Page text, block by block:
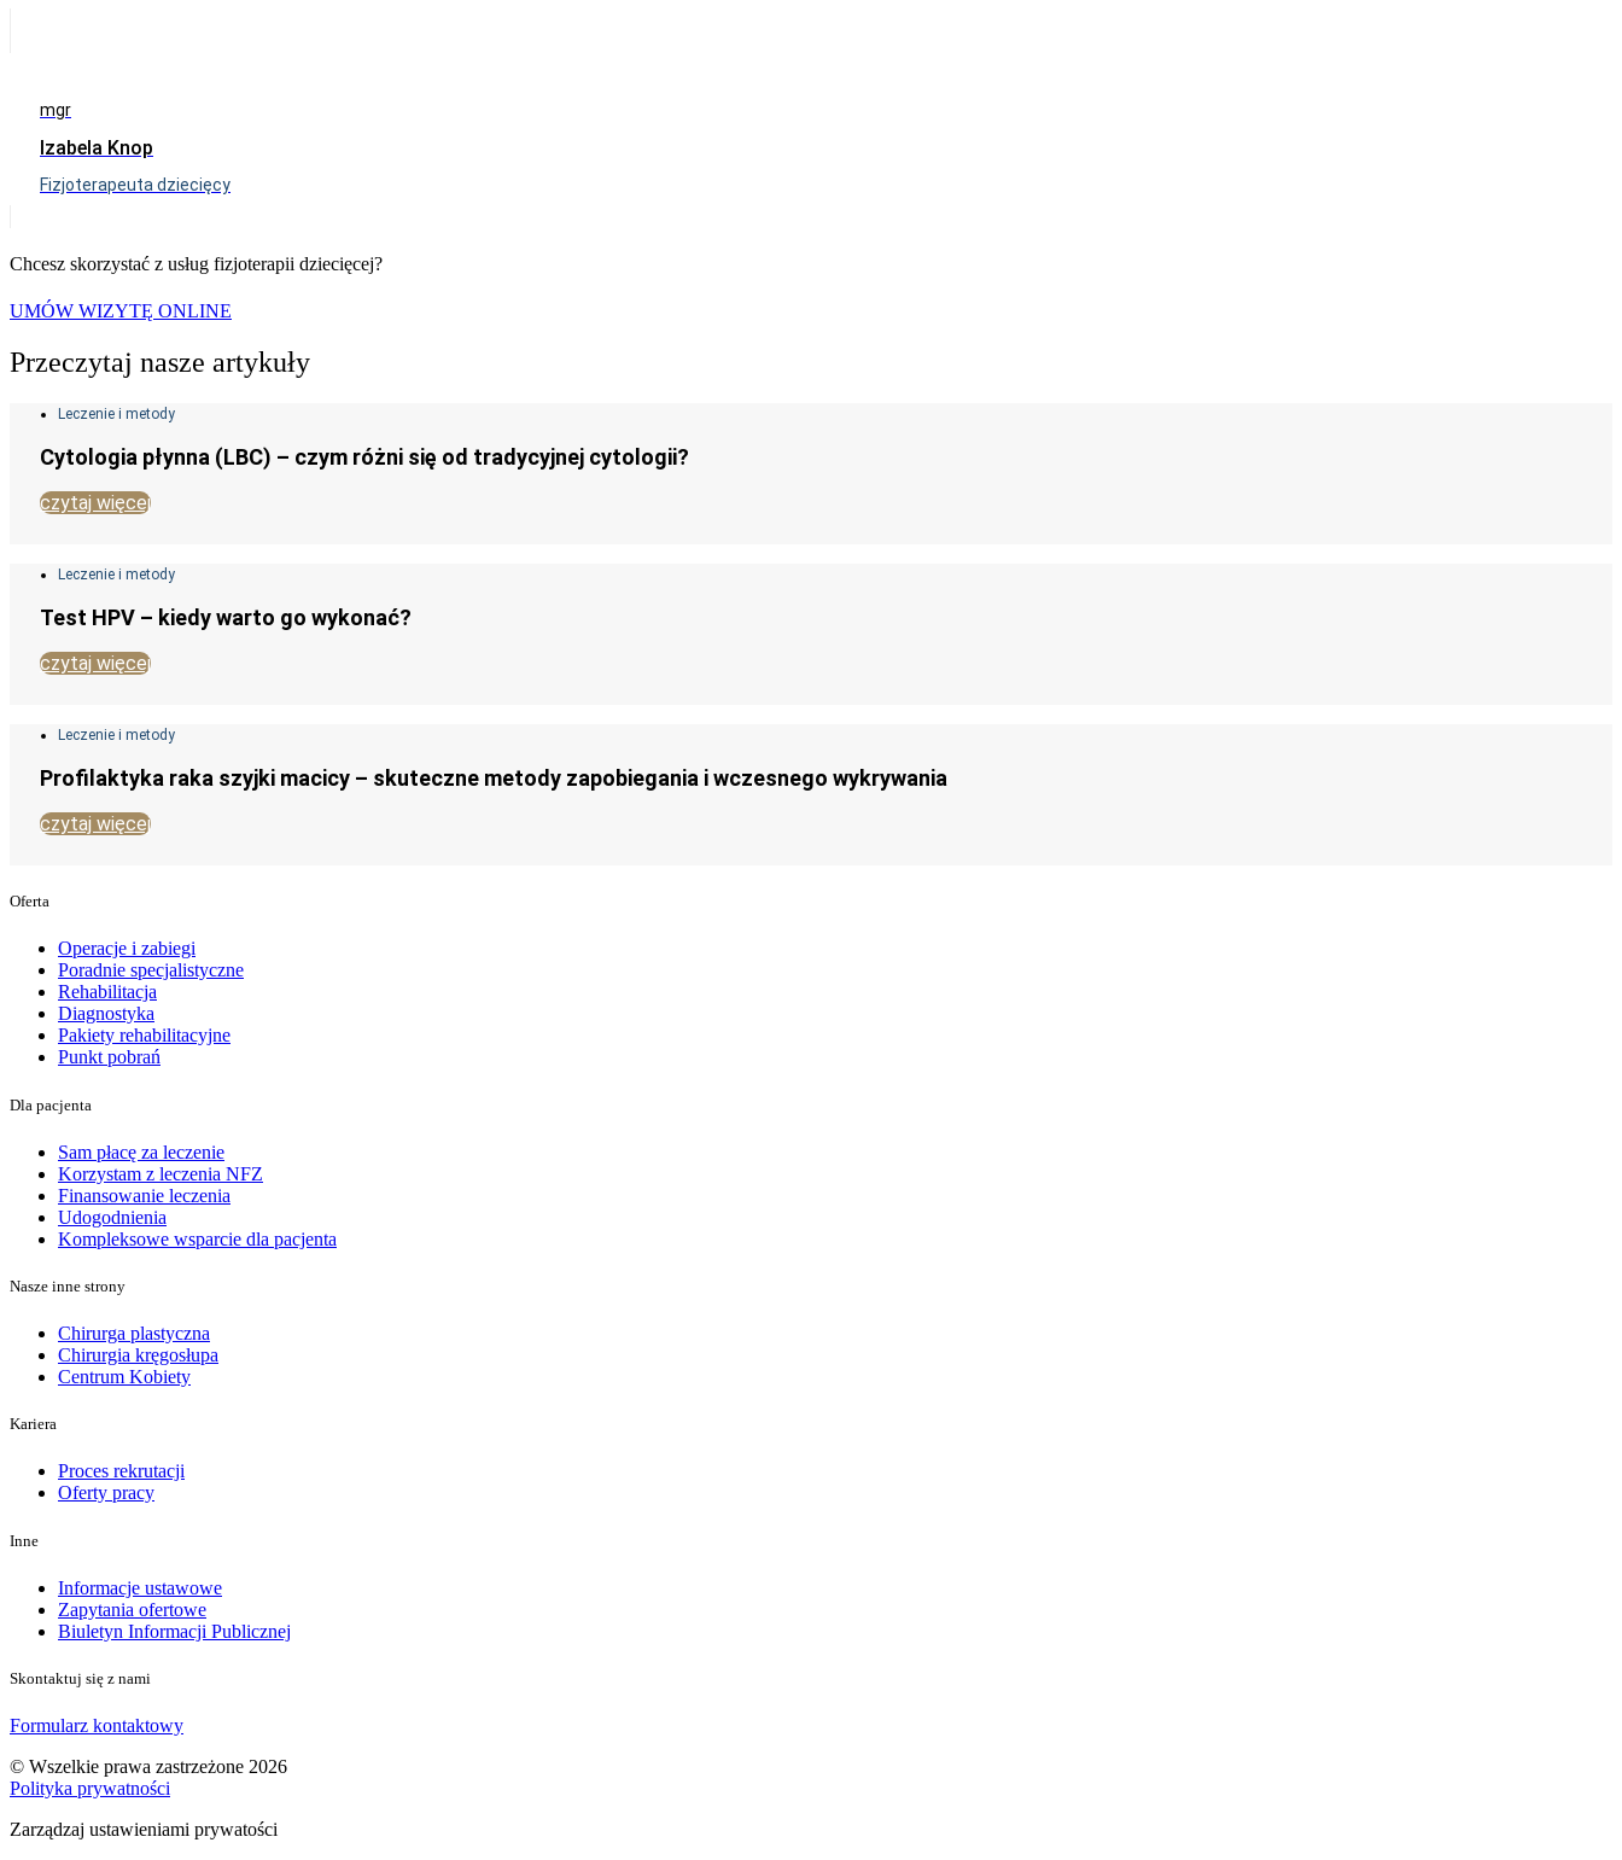
mgr
Izabela Knop
Fizjoterapeuta dziecięcy
Chcesz skorzystać z usług fizjoterapii dziecięcej?
UMÓW WIZYTĘ ONLINE
Przeczytaj nasze artykuły
Leczenie i metody
Cytologia płynna (LBC) – czym różni się od tradycyjnej cytologii?
czytaj więcej
Leczenie i metody
Test HPV – kiedy warto go wykonać?
czytaj więcej
Leczenie i metody
Profilaktyka raka szyjki macicy – skuteczne metody zapobiegania i wczesnego wykrywania
czytaj więcej
Oferta
Operacje i zabiegi
Poradnie specjalistyczne
Rehabilitacja
Diagnostyka
Pakiety rehabilitacyjne
Punkt pobrań
Dla pacjenta
Sam płacę za leczenie
Korzystam z leczenia NFZ
Finansowanie leczenia
Udogodnienia
Kompleksowe wsparcie dla pacjenta
Nasze inne strony
Chirurga plastyczna
Chirurgia kręgosłupa
Centrum Kobiety
Kariera
Proces rekrutacji
Oferty pracy
Inne
Informacje ustawowe
Zapytania ofertowe
Biuletyn Informacji Publicznej
Skontaktuj się z nami
Formularz kontaktowy
© Wszelkie prawa zastrzeżone 2026
Polityka prywatności
Zarządzaj ustawieniami prywatości